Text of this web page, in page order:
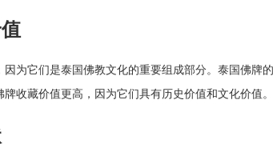
因为它们是泰国佛教文化的重要组成部分。泰国佛牌
收藏价值更高，因为它们具有历史价值和文化价值。